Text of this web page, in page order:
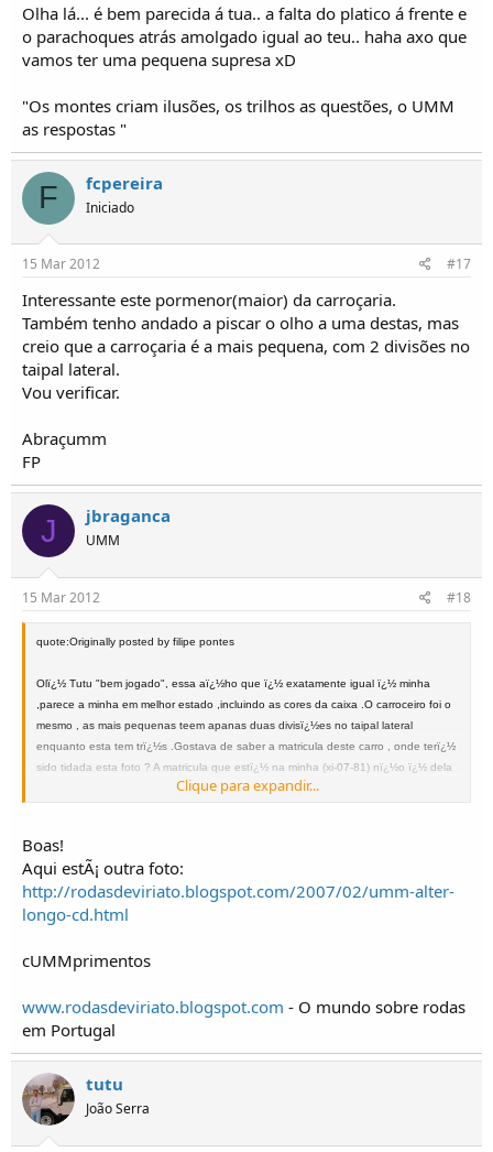
Olha lá... é bem parecida á tua.. a falta do platico á frente e
o parachoques atrás amolgado igual ao teu.. haha axo que
vamos ter uma pequena supresa xD
"Os montes criam ilusões, os trilhos as questões, o UMM
as respostas "
F fcpereira
Iniciado
15 Mar 2012 #17
Interessante este pormenor(maior) da carroçaria.
Também tenho andado a piscar o olho a uma destas, mas
creio que a carroçaria é a mais pequena, com 2 divisões no
taipal lateral.
Vou verificar.
Abraçumm
FP
J jbraganca
UMM
15 Mar 2012 #18
quote:Originally posted by filipe pontes
Olï¿½ Tutu "bem jogado", essa aï¿½ho que ï¿½ exatamente igual ï¿½ minha
,parece a minha em melhor estado ,incluindo as cores da caixa .O carroceiro foi o
mesmo , as mais pequenas teem apanas duas divisï¿½es no taipal lateral
enquanto esta tem trï¿½s .Gostava de saber a matricula deste carro , onde terï¿½
sido tidada esta foto ? A matricula que estï¿½ na minha (xi-07-81) nï¿½o ï¿½ dela
ï¿½ de um turbo que tenho estava a usar o para-choques para medidas .Obrigado
orgulho de ser portugues
Clique para expandir...
Boas!
Aqui estÃ¡ outra foto:
http://rodasdeviriato.blogspot.com/2007/02/umm-alter-
longo-cd.html
cUMMprimentos
www.rodasdeviriato.blogspot.com - O mundo sobre rodas
em Portugal
tutu
João Serra